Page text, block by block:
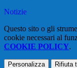
Notizie
Questo sito o gli
cookie necessari al
COOKIE POLICY.
Personalizza Rifiuta